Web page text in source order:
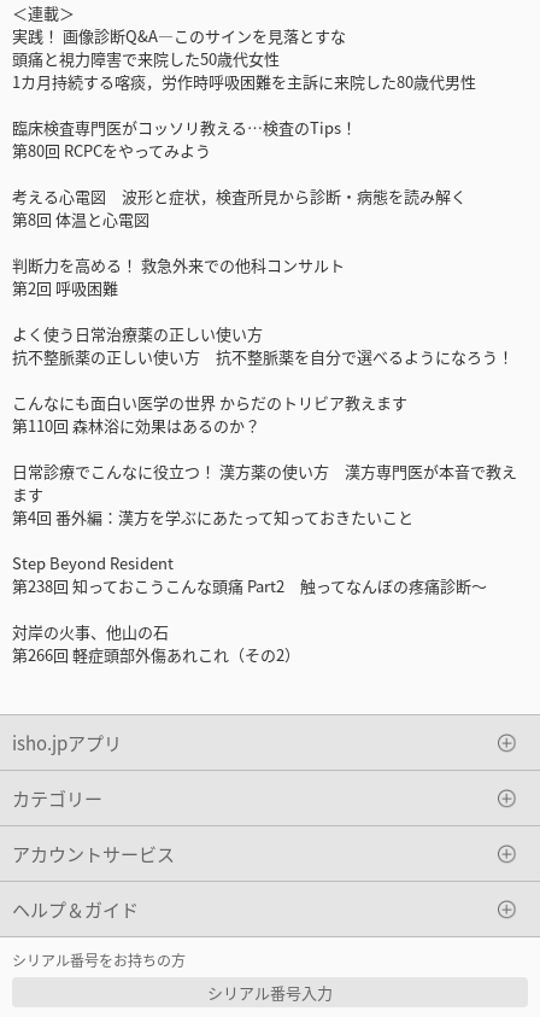
＜連載＞
実践！ 画像診断Q&A―このサインを見落とすな
頭痛と視力障害で来院した50歳代女性
1カ月持続する喀痰，労作時呼吸困難を主訴に来院した80歳代男性
臨床検査専門医がコッソリ教える…検査のTips！
第80回 RCPCをやってみよう
考える心電図 波形と症状，検査所見から診断・病態を読み解く
第8回 体温と心電図
判断力を高める！ 救急外来での他科コンサルト
第2回 呼吸困難
よく使う日常治療薬の正しい使い方
抗不整脈薬の正しい使い方 抗不整脈薬を自分で選べるようになろう！
こんなにも面白い医学の世界 からだのトリビア教えます
第110回 森林浴に効果はあるのか？
日常診療でこんなに役立つ！ 漢方薬の使い方 漢方専門医が本音で教え
ます
第4回 番外編：漢方を学ぶにあたって知っておきたいこと
Step Beyond Resident
第238回 知っておこうこんな頭痛 Part2 触ってなんぼの疼痛診断～
対岸の火事、他山の石
第266回 軽症頭部外傷あれこれ（その2）
isho.jpアプリ
カテゴリー
アカウントサービス
ヘルプ＆ガイド
シリアル番号をお持ちの方
シリアル番号入力